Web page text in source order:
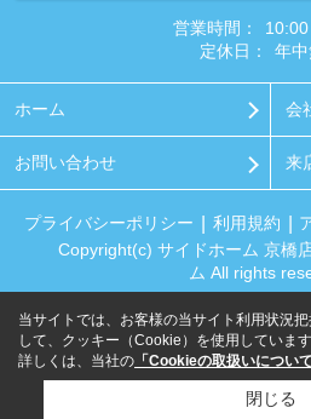
営業時間：
定休日：
年
ホーム 会
お問い合わせ 来
プライバシーポリシー 利用規約
Copyright(c) サイドホーム 京橋
ム All rights
当サイトでは、お客様の当サイト利用状況
して、クッキー（Cookie）を使用しています
詳しくは、当社の 「Cookieの取扱いについて
閉じる